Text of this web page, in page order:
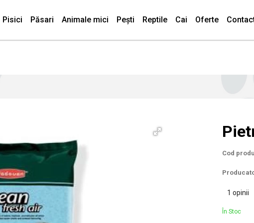
Pisici Păsari Animale mici Pești Reptile Cai Oferte
Cod
1 opinii
În Stoc